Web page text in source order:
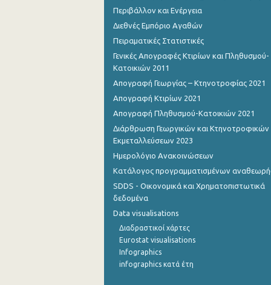
Οκτωβρίου 2022
Αυγούστου 2022
Ιουλίου 2022
Ιουνίου 2022
Απριλίου 2022
Φεβρουαρίου 2022
Ιανουαρίου 2022
Δεκεμβρίου 2021
Νοεμβρίου 2021
Περιβάλλον και Ενέργεια
Διεθνές Εμπόριο Αγαθών
Πειραματικές Στατιστικές
Γενικές Απογραφές Κτιρίων και Πληθυσμού-
Κατοικιών 2011
Απογραφή Γεωργίας – Κτηνοτροφίας 2021
Απογραφή Κτιρίων 2021
Απογραφή Πληθυσμού-Κατοικιών 2021
Διάρθρωση Γεωργικών και Κτηνοτροφικών
Εκμεταλλεύσεων 2023
Ημερολόγιο Ανακοινώσεων
Κατάλογος προγραμματισμένων
SDDS - Οικονομικά και Χρηματοπιστωτικά
δεδομένα
Data visualisations
Διαδραστικοί χάρτες
Eurostat visualisations
Infographics
infographics κατά έτη